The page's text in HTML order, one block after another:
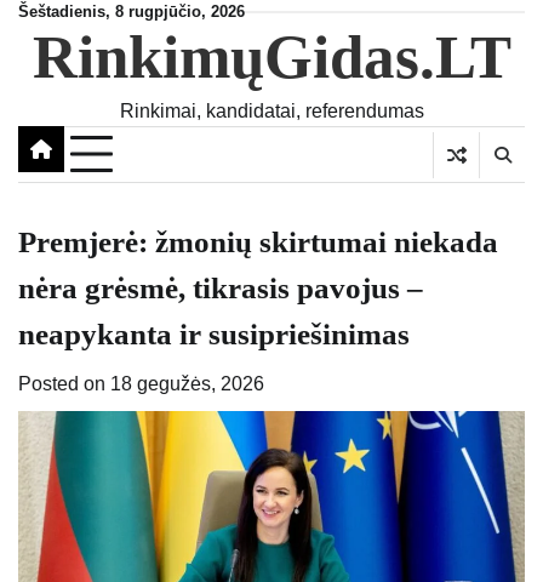
Skip
content
Šeštadienis, 8 rugpjūčio, 2026
RinkimųGidas.LT
Rinkimai, kandidatai, referendumas
Premjerė: žmonių skirtumai niekada
nėra grėsmė, tikrasis pavojus –
neapykanta ir susipriešinimas
Posted on 18 gegužės, 2026